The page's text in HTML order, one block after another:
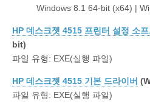
Windows 8.1 64-bit (x64) |
HP 데스크젯 4515 프린터 설정 소프
bit)
파일 유형: EXE(실행 파일)
HP 데스크젯 4515 기본 드라이버
파일 유형: EXE(실행 파일)